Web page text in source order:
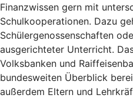
Finanzwissen gern mit
Schulkooperationen. Dazu
Schülergenossenschaften
ausgerichteter Unterricht.
Volksbanken und
bundesweiten Überblick
außerdem Eltern und